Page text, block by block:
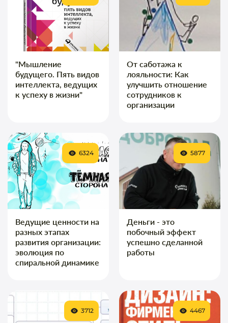
"Мышление
будущего. Пять видов
интеллекта, ведущих
к успеху в жизни"
От саботажа к
лояльности: Как
улучшить отношение
сотрудников к
организации
Ведущие ценности на
разных этапах
развития организации:
эволюция по
спиральной динамике
6324
Деньги - это
побочный эффект
успешно сделанной
работы
5877
3712 4467